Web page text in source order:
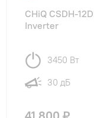
CHiQ CSDH-
Inverter
3450 Вт
30 дБ